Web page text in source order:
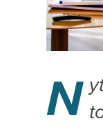
N